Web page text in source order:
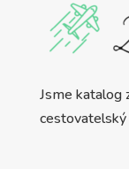
Jsme katalog
cestovatelský